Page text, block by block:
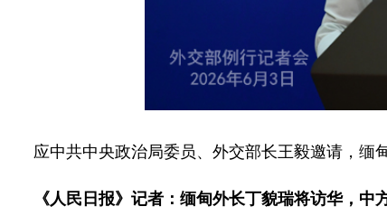
应中共中央政治局委员、外交部长王毅邀请，缅
《人民日报》记者：缅甸外长丁貌瑞将访华，